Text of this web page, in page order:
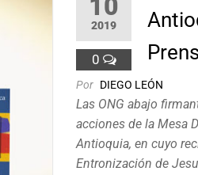
10
2019
0
Por DIEGO LEÓN
Las ONG abajo
acciones de la Mesa
Antioquia, en cuyo
Entronización de